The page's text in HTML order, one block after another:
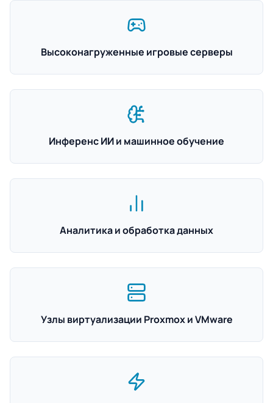
Высоконагруженные игровые серверы
Инференс ИИ и машинное обучение
Аналитика и обработка данных
Узлы виртуализации Proxmox и VMware